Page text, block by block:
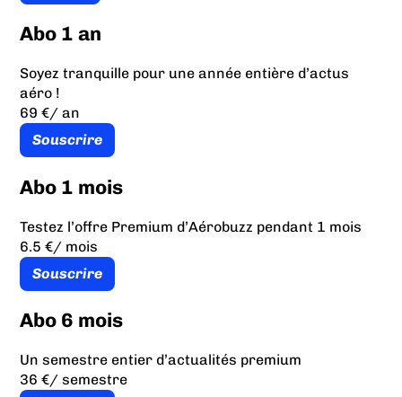
Abo 1 an
Soyez tranquille pour une année entière d’actus
aéro !
69 €/ an
Souscrire
Abo 1 mois
Testez l’offre Premium d’Aérobuzz pendant 1 mois
6.5 €/ mois
Souscrire
Abo 6 mois
Un semestre entier d’actualités premium
36 €/ semestre